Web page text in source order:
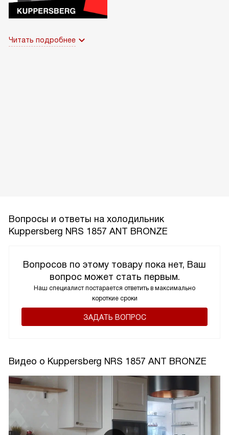
Читать подробнее
Вопросы и ответы на холодильник
Kuppersberg NRS 1857 ANT BRONZE
Вопросов по этому товару пока нет, Ваш
вопрос может стать первым.
Наш специалист постарается ответить в максимально
короткие сроки
ЗАДАТЬ ВОПРОС
Видео о Kuppersberg NRS 1857 ANT BRONZE